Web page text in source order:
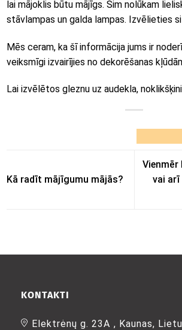
lai mājoklis būtu mājīgs. Šim nolūkam
stāvlampas un galda lampas. Izvēlieties
Mēs ceram, ka šī informācija jums ir
veiksmīgi izvairījies no dekorēšanas
Lai izvēlētos gleznu uz audekla,
Kā radīt mājīgumu mājās?
vai arī
KONTAKTI
Elektrėnų g. 23A , Kaunas,